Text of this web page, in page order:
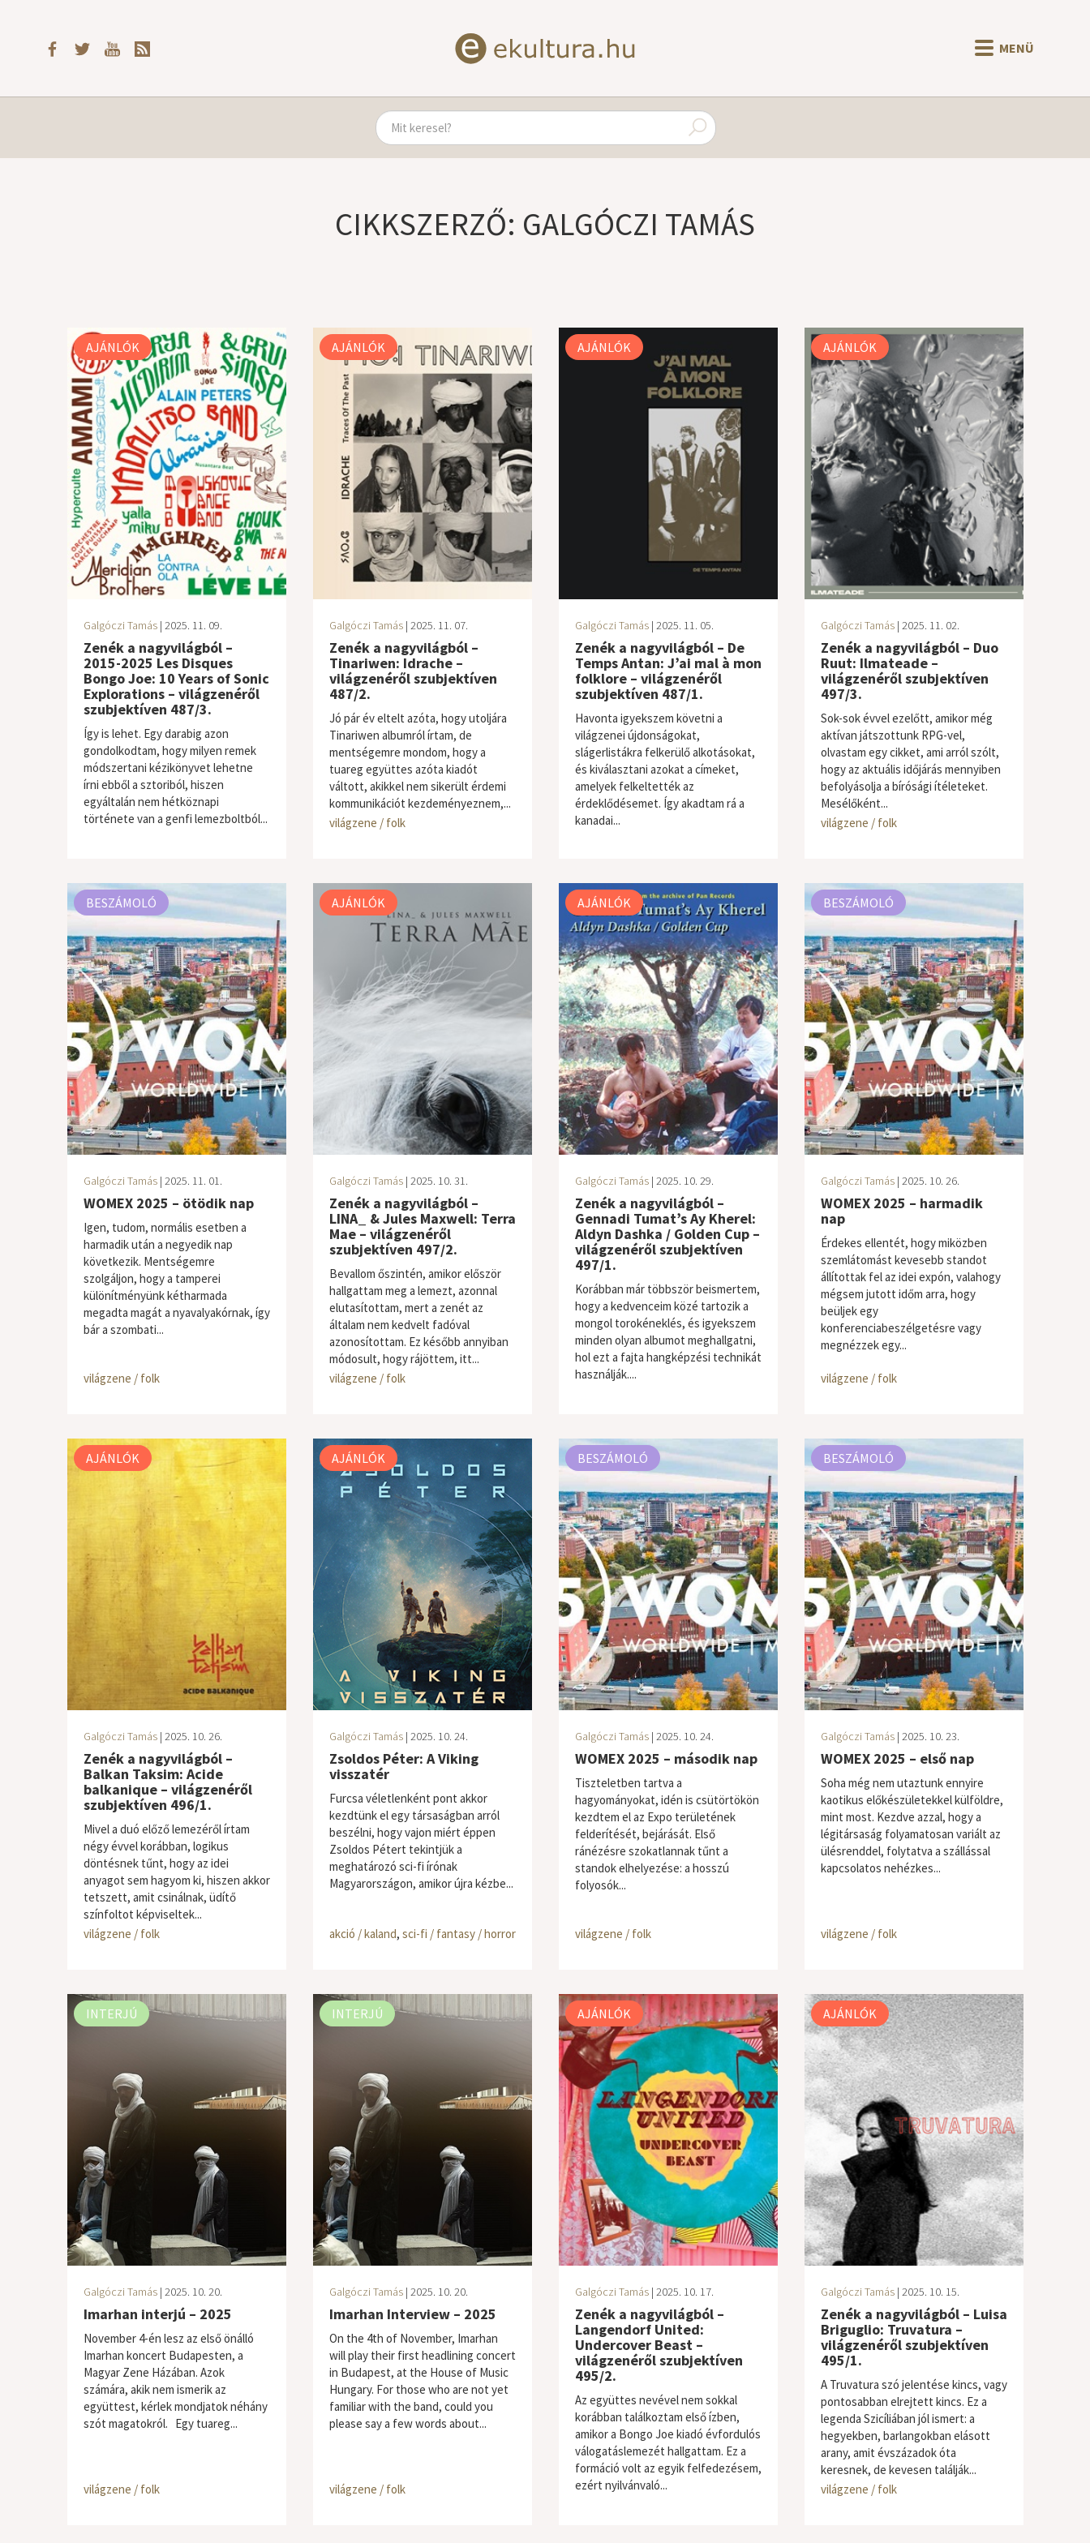
MENÜ
CIKKSZERZŐ: GALGÓCZI TAMÁS
AJÁNLÓK
Galgóczi Tamás| 2025. 11. 09.
Zenék a nagyvilágból –
2015-2025 Les Disques
Bongo Joe: 10 Years of Sonic
Explorations – világzenéről
szubjektíven 487/3.
Így is lehet. Egy darabig azon
gondolkodtam, hogy milyen remek
módszertani kézikönyvet lehetne
írni ebből a sztoriból, hiszen
egyáltalán nem hétköznapi
története van a genfi lemezboltból...
világzene / folk
AJÁNLÓK
Galgóczi Tamás| 2025. 11. 07.
Zenék a nagyvilágból –
Tinariwen: Idrache –
világzenéről szubjektíven
487/2.
Jó pár év eltelt azóta, hogy utoljára
Tinariwen albumról írtam, de
mentségemre mondom, hogy a
tuareg együttes azóta kiadót
váltott, akikkel nem sikerült érdemi
kommunikációt kezdeményeznem,...
világzene / folk
AJÁNLÓK
Galgóczi Tamás| 2025. 11. 05.
Zenék a nagyvilágból – De
Temps Antan: J’ai mal à mon
folklore – világzenéről
szubjektíven 487/1.
Havonta igyekszem követni a
világzenei újdonságokat,
slágerlistákra felkerülő alkotásokat,
és kiválasztani azokat a címeket,
amelyek felkeltették az
érdeklődésemet. Így akadtam rá a
kanadai...
világzene / folk
AJÁNLÓK
Galgóczi Tamás| 2025. 11. 02.
Zenék a nagyvilágból – Duo
Ruut: Ilmateade –
világzenéről szubjektíven
497/3.
Sok-sok évvel ezelőtt, amikor még
aktívan játszottunk RPG-vel,
olvastam egy cikket, ami arról szólt,
hogy az aktuális időjárás mennyiben
befolyásolja a bírósági ítéleteket.
Mesélőként...
világzene / folk
BESZÁMOLÓ
Galgóczi Tamás| 2025. 11. 01.
WOMEX 2025 – ötödik nap
Igen, tudom, normális esetben a
harmadik után a negyedik nap
következik. Mentségemre
szolgáljon, hogy a tamperei
különítményünk kétharmada
megadta magát a nyavalyakórnak, így
bár a szombati...
világzene / folk
AJÁNLÓK
Galgóczi Tamás| 2025. 10. 31.
Zenék a nagyvilágból –
LINA_ & Jules Maxwell: Terra
Mae – világzenéről
szubjektíven 497/2.
Bevallom őszintén, amikor először
hallgattam meg a lemezt, azonnal
elutasítottam, mert a zenét az
általam nem kedvelt fadóval
azonosítottam. Ez később annyiban
módosult, hogy rájöttem, itt...
világzene / folk
AJÁNLÓK
Galgóczi Tamás| 2025. 10. 29.
Zenék a nagyvilágból –
Gennadi Tumat’s Ay Kherel:
Aldyn Dashka / Golden Cup –
világzenéről szubjektíven
497/1.
Korábban már többször beismertem,
hogy a kedvenceim közé tartozik a
mongol torokéneklés, és igyekszem
minden olyan albumot meghallgatni,
hol ezt a fajta hangképzési technikát
használják....
világzene / folk
BESZÁMOLÓ
Galgóczi Tamás| 2025. 10. 26.
WOMEX 2025 – harmadik
nap
Érdekes ellentét, hogy miközben
szemlátomást kevesebb standot
állítottak fel az idei expón, valahogy
mégsem jutott időm arra, hogy
beüljek egy
konferenciabeszélgetésre vagy
megnézzek egy...
világzene / folk
AJÁNLÓK
Galgóczi Tamás| 2025. 10. 26.
Zenék a nagyvilágból –
Balkan Taksim: Acide
balkanique – világzenéről
szubjektíven 496/1.
Mivel a duó előző lemezéről írtam
négy évvel korábban, logikus
döntésnek tűnt, hogy az idei
anyagot sem hagyom ki, hiszen akkor
tetszett, amit csinálnak, üdítő
színfoltot képviseltek...
világzene / folk
AJÁNLÓK
Galgóczi Tamás| 2025. 10. 24.
Zsoldos Péter: A Viking
visszatér
Furcsa véletlenként pont akkor
kezdtünk el egy társaságban arról
beszélni, hogy vajon miért éppen
Zsoldos Pétert tekintjük a
meghatározó sci-fi írónak
Magyarországon, amikor újra kézbe...
akció / kaland, sci-fi / fantasy / horror
BESZÁMOLÓ
Galgóczi Tamás| 2025. 10. 24.
WOMEX 2025 – második nap
Tiszteletben tartva a
hagyományokat, idén is csütörtökön
kezdtem el az Expo területének
felderítését, bejárását. Első
ránézésre szokatlannak tűnt a
standok elhelyezése: a hosszú
folyosók...
világzene / folk
BESZÁMOLÓ
Galgóczi Tamás| 2025. 10. 23.
WOMEX 2025 – első nap
Soha még nem utaztunk ennyire
kaotikus előkészületekkel külföldre,
mint most. Kezdve azzal, hogy a
légitársaság folyamatosan variált az
ülésrenddel, folytatva a szállással
kapcsolatos nehézkes...
világzene / folk
INTERJÚ
Galgóczi Tamás| 2025. 10. 20.
Imarhan interjú – 2025
November 4-én lesz az első önálló
Imarhan koncert Budapesten, a
Magyar Zene Házában. Azok
számára, akik nem ismerik az
együttest, kérlek mondjatok néhány
szót magatokról. Egy tuareg...
világzene / folk
INTERJÚ
Galgóczi Tamás| 2025. 10. 20.
Imarhan Interview – 2025
On the 4th of November, Imarhan
will play their first headlining concert
in Budapest, at the House of Music
Hungary. For those who are not yet
familiar with the band, could you
please say a few words about...
világzene / folk
AJÁNLÓK
Galgóczi Tamás| 2025. 10. 17.
Zenék a nagyvilágból –
Langendorf United:
Undercover Beast –
világzenéről szubjektíven
495/2.
Az együttes nevével nem sokkal
korábban találkoztam első ízben,
amikor a Bongo Joe kiadó évfordulós
válogatáslemezét hallgattam. Ez a
formáció volt az egyik felfedezésem,
ezért nyilvánvaló...
világzene / folk
AJÁNLÓK
Galgóczi Tamás| 2025. 10. 15.
Zenék a nagyvilágból – Luisa
Briguglio: Truvatura –
világzenéről szubjektíven
495/1.
A Truvatura szó jelentése kincs, vagy
pontosabban elrejtett kincs. Ez a
legenda Szicíliában jól ismert: a
hegyekben, barlangokban elásott
arany, amit évszázadok óta
keresnek, de kevesen találják...
világzene / folk